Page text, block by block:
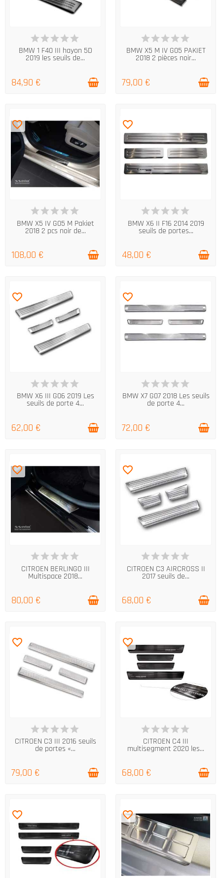
EN STOCK
BMW 1 F40 III hayon 5D
2019 les seuils de...
84,90 €
EN STOCK
BMW X5 M IV G05 PAKIET
2018 2 pièces noir...
79,00 €
EN STOCK
favorite_border
BMW X5 IV G05 M Pakiet
2018 2 pcs noir de...
108,00 €
EN STOCK
favorite_border
BMW X6 II F16 2014 2019
seuils de portes...
48,00 €
EN STOCK
favorite_border
BMW X6 III G06 2019 Les
seuils de porte 4...
62,00 €
EN STOCK
favorite_border
BMW X7 G07 2018 Les seuils
de porte 4...
72,00 €
EN STOCK
favorite_border
CITROEN BERLINGO III
Multispace 2018...
80,00 €
EN STOCK
favorite_border
CITROEN C3 AIRCROSS II
2017 seuils de...
68,00 €
EN STOCK
favorite_border
CITROEN C3 III 2016 seuils
de portes «...
79,00 €
EN STOCK
favorite_border
CITROEN C4 III
multisegment 2020 les...
68,00 €
favorite_border favorite_border